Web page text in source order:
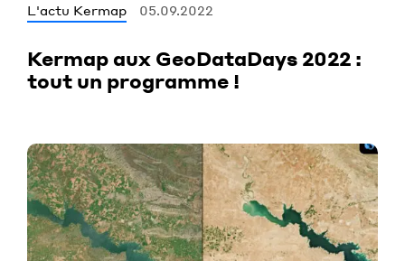
L'actu Kermap 05.09.2022
Kermap aux GeoDataDays 2022 :
tout un programme !